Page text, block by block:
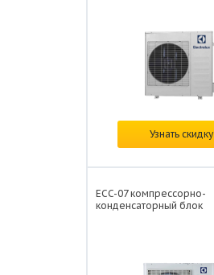
118 972 ₽/
Узнать скидку
ECC-07 компрессорно-
конденсаторный блок